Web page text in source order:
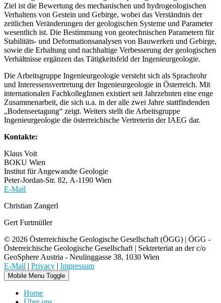
Ziel ist die Bewertung des mechanischen und hydrogeologischen
Verhaltens von Gestein und Gebirge, wobei das Verständnis der
zeitlichen Veränderungen der geologischen Systeme und Parameter
wesentlich ist. Die Bestimmung von geotechnischen Parametern für
Stabilitäts- und Deformationsanalysen von Bauwerken und Gebirge,
sowie die Erhaltung und nachhaltige Verbesserung der geologischen
Verhältnisse ergänzen das Tätigkeitsfeld der Ingenieurgeologie.
Die Arbeitsgruppe Ingenieurgeologie versteht sich als Sprachrohr
und Interessensvertretung der Ingenieurgeologie in Österreich. Mit
internationalen FachkollegInnen existiert seit Jahrzehnten eine enge
Zusammenarbeit, die sich u.a. in der alle zwei Jahre stattfindenden
„Bodenseetagung“ zeigt. Weiters stellt die Arbeitsgruppe
Ingenieurgeologie die österreichische Vertreterin der IAEG dar.
Kontakte:
Klaus Voit
BOKU Wien
Institut für Angewandte Geologie
Peter-Jordan-Str. 82, A-1190 Wien
E-Mail
Christian Zangerl
Gert Furtmüller
© 2026 Österreichische Geologische Gesellschaft (ÖGG) | ÖGG -
Österreichische Geologische Gesellschaft | Sektreteriat an der c/o
GeoSphere Austria - Neulinggasse 38, 1030 Wien
E-Mail | Privacy | Impressum
Mobile Menu Toggle
Home